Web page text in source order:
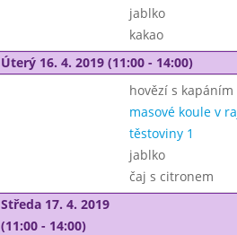
jablko
kakao
Úterý 16. 4. 2019 (11:00 - 14:00)
hovězí s kapáním
masové koule v
těstoviny 1
jablko
čaj s citronem
Středa 17. 4. 2019
(11:00 - 14:00)